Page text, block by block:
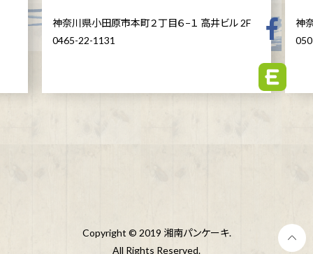
神奈川県小田原市本町２丁目６−１ 高井ビル 2F
0465-22-1131
神
Copyright © 2019 湘南パンケーキ.
All Rights Reserved.